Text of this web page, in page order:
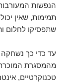
הנפשות
תמימות, שאין
שתפסיקו לחלום
עד כדי כך
מהמסגרת
טכנוקרטיים,